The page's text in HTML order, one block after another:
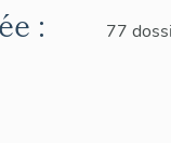
: 77